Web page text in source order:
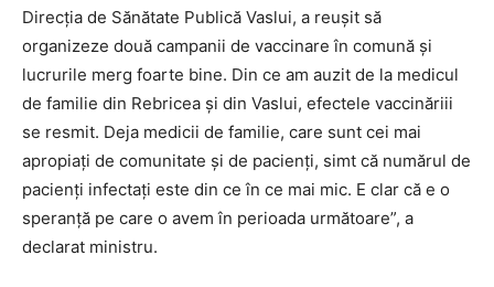
Direcția de Sănătate Publică Vaslui, a reușit să
organizeze două campanii de vaccinare în comună și
lucrurile merg foarte bine. Din ce am auzit de la medicul
de familie din Rebricea și din Vaslui, efectele vaccinăriii
se resmit. Deja medicii de familie, care sunt cei mai
apropiați de comunitate și de pacienți, simt că numărul de
pacienți infectați este din ce în ce mai mic. E clar că e o
speranță pe care o avem în perioada următoare”, a
declarat ministru.